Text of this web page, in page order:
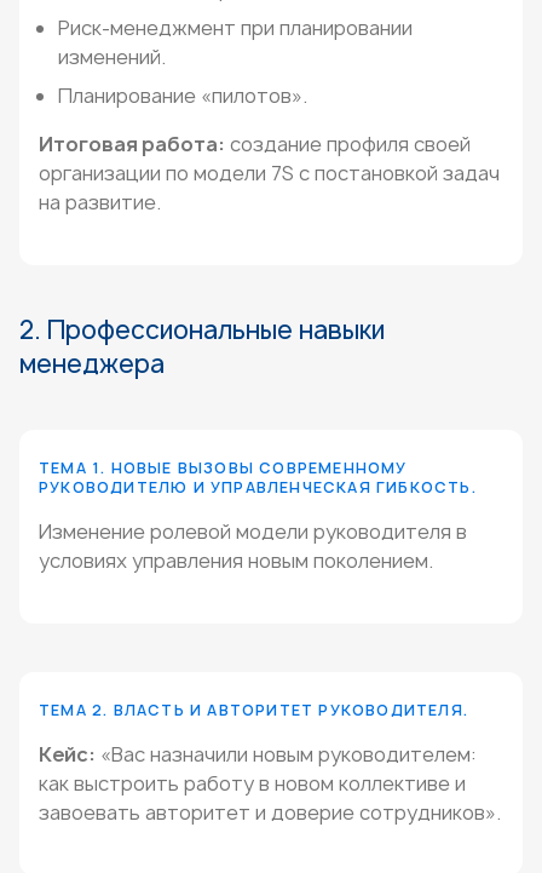
Риск-менеджмент при планировании
изменений.
Планирование «пилотов».
Итоговая работа: создание профиля своей
организации по модели 7S с постановкой задач
на развитие.
2. Профессиональные навыки
менеджера
ТЕМА 1. НОВЫЕ ВЫЗОВЫ СОВРЕМЕННОМУ
РУКОВОДИТЕЛЮ И УПРАВЛЕНЧЕСКАЯ ГИБКОСТЬ.
Изменение ролевой модели руководителя в
условиях управления новым поколением.
ТЕМА 2. ВЛАСТЬ И АВТОРИТЕТ РУКОВОДИТЕЛЯ.
Кейс: «Вас назначили новым руководителем:
как выстроить работу в новом коллективе и
завоевать авторитет и доверие сотрудников».